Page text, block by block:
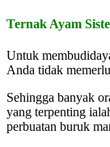
Ternak Ayam
Untuk
Anda tidak
Sehingga banyak
yang terpenting
perbuatan buruk